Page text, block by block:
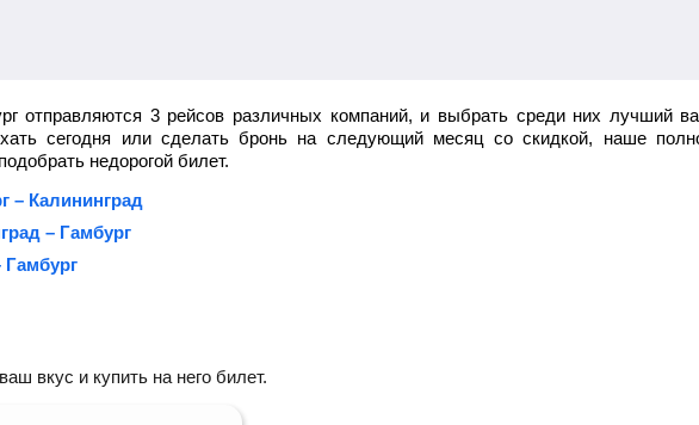
отправляются 3 рейсов различных компаний, и выбрать среди них лучший
сегодня или сделать бронь на следующий месяц со скидкой, наше
недорогой билет.
– Калининград
– Гамбург
Гамбург
вкус и купить на него билет.